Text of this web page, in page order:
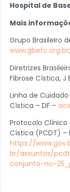
Hospital de
Mais
Grupo Brasileiro
www.gbefc.org.br;
Diretrizes
Fibrose Cística, J
Linha de
Cística – DF –
Protocolo Clínico
Cística (PCDT) –
https://
br/assuntos/
conjunta-no-